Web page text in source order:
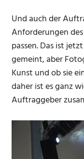
Und auch der
Anforderungen
passen. Das ist
gemeint, aber
Kunst und ob sie
daher ist es ganz
Auftraggeber